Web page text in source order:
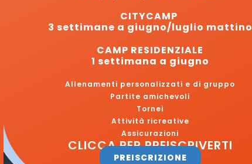
CITYCAMP
3 settimane a giugno/luglio mattino
CAMP RESIDENZIALE
1 settimana a giugno
Allenamenti personalizzati e di gruppo
Partite amichevoli
Tornei
Attività ricreative
Assicurazioni
CLICCA PER PREISCRIVERTI
PREISCRIZIONE